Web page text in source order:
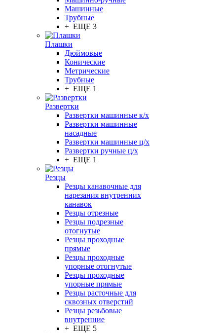
Машинные
Трубные
+ ЕЩЕ 3
Плашки
Дюймовые
Конические
Метрические
Трубные
+ ЕЩЕ 1
Развертки
Развертки машинные к/х
Развертки машинные
насадные
Развертки машинные ц/х
Развертки ручные ц/х
+ ЕЩЕ 1
Резцы
Резцы канавочные для
нарезания внутренних
канавок
Резцы отрезные
Резцы подрезные
отогнутые
Резцы проходные
прямые
Резцы проходные
упорные отогнутые
Резцы проходные
упорные прямые
Резцы расточные для
сквозных отверстий
Резцы резьбовые
внутренние
+ ЕЩЕ 5